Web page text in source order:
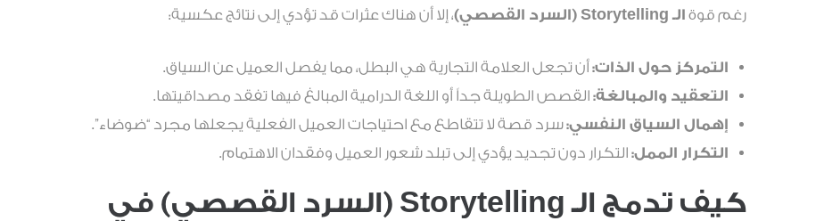
رغم قوة الـ Storytelling (السرد القصصي) ، إلا أن هناك عثرات قد تؤدي إلى نتائج عكسية:
التمركز حول الذات:أن تجعل العلامة التجارية هي البطل، مما يفصل العميل عن السياق.
التعقيد والمبالغة: القصص الطويلة جداً أو اللغة الدرامية المبالغ فيها تفقد مصداقيتها.
إهمال السياق النفسي:سرد قصة لا تتقاطع مع احتياجات العميل الفعلية يجعلها مجرد “ضوضاء”.
التكرار الممل: التكرار دون تجديد يؤدي إلى تبلد شعور العميل وفقدان الاهتمام.
كيف تدمج الـ Storytelling (السرد القصصي) في